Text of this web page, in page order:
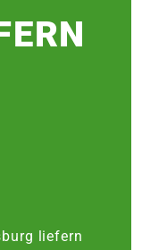
liefern